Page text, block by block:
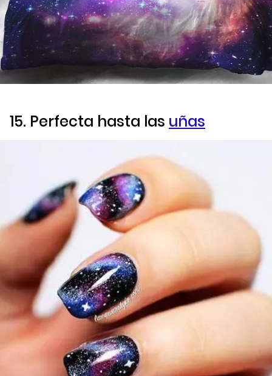
15. Perfecta hasta las uñas